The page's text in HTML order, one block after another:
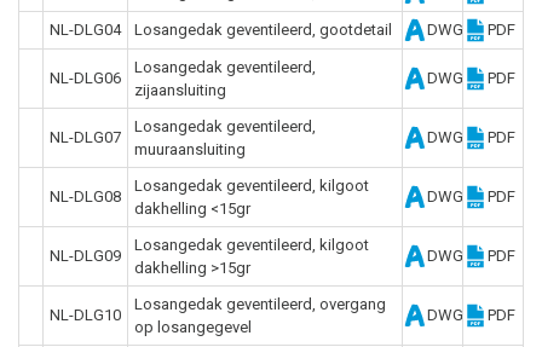
NL-DLG04 Losangedak geventileerd, gootdetail DWG PDF
NL-DLG06
Losangedak geventileerd,
zijaansluiting
DWG PDF
NL-DLG07
Losangedak geventileerd,
muuraansluiting
DWG PDF
NL-DLG08
Losangedak geventileerd, kilgoot
dakhelling <15gr
DWG PDF
NL-DLG09
Losangedak geventileerd, kilgoot
dakhelling >15gr
DWG PDF
NL-DLG10
Losangedak geventileerd, overgang
op losangegevel
DWG PDF